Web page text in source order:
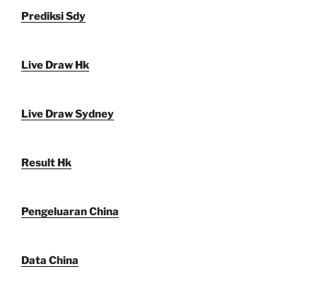
Prediksi Sdy
Live Draw Hk
Live Draw Sydney
Result Hk
Pengeluaran China
Data China